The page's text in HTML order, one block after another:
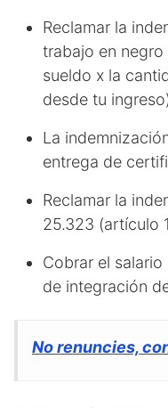
Reclamar la
trabajo en negro
sueldo x la
desde tu
La
entrega de
Reclamar la
25.323 (artículo
Cobrar el
de integración
No renuncies,